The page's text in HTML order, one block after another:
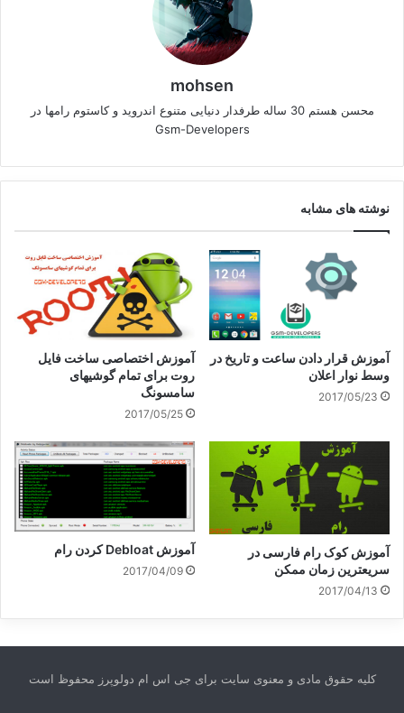
mohsen
محسن هستم 30 ساله طرفدار دنیایی متنوع اندروید و کاستوم رامها در
Gsm-Developers
نوشته های مشابه
آموزش قرار دادن ساعت و تاریخ در
وسط نوار اعلان
2017/05/23
آموزش اختصاصی ساخت فایل
روت برای تمام گوشیهای
سامسونگ
2017/05/25
آموزش کوک رام فارسی در
سریعترین زمان ممکن
2017/04/13
آموزش Debloat کردن رام
2017/04/09
کلیه حقوق مادی و معنوی سایت برای جی اس ام دولوپرز محفوظ است